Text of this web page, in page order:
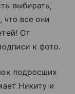
выбирать,
все они
От
к фото.
подросших
Никиту и